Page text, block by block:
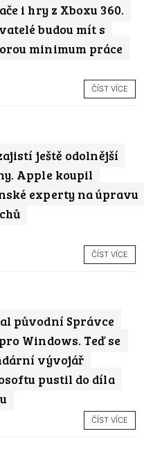
i hry z Xboxu 360.
budou mít s
minimum práce
ČÍST VÍCE
ještě odolnější
Apple koupil
experty na úpravu
ČÍST VÍCE
původní Správce
Windows. Teď se
vývojář
pustil do díla
ČÍST VÍCE